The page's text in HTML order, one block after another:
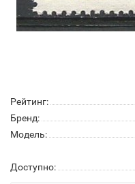
Рейтинг:
Бренд:
Модель:
Доступно: